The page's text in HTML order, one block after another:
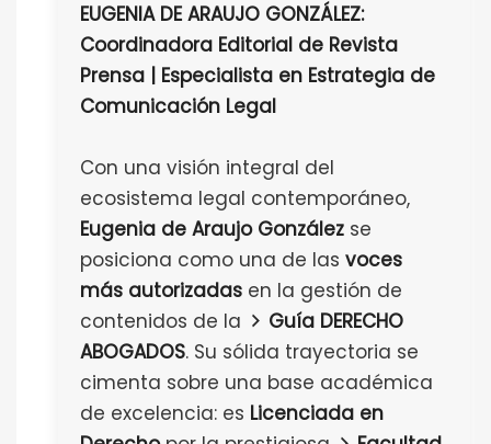
EUGENIA DE ARAUJO GONZÁLEZ:
Coordinadora Editorial de Revista
Prensa | Especialista en Estrategia de
Comunicación Legal
Con una visión integral del
ecosistema legal contemporáneo,
Eugenia de Araujo González se
posiciona como una de las voces
más autorizadas en la gestión de
contenidos de la
Guía DERECHO
ABOGADOS. Su sólida trayectoria se
cimenta sobre una base académica
de excelencia: es Licenciada en